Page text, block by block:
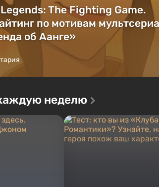
The Fighting Game.
по мотивам
об Аанге»
неделю